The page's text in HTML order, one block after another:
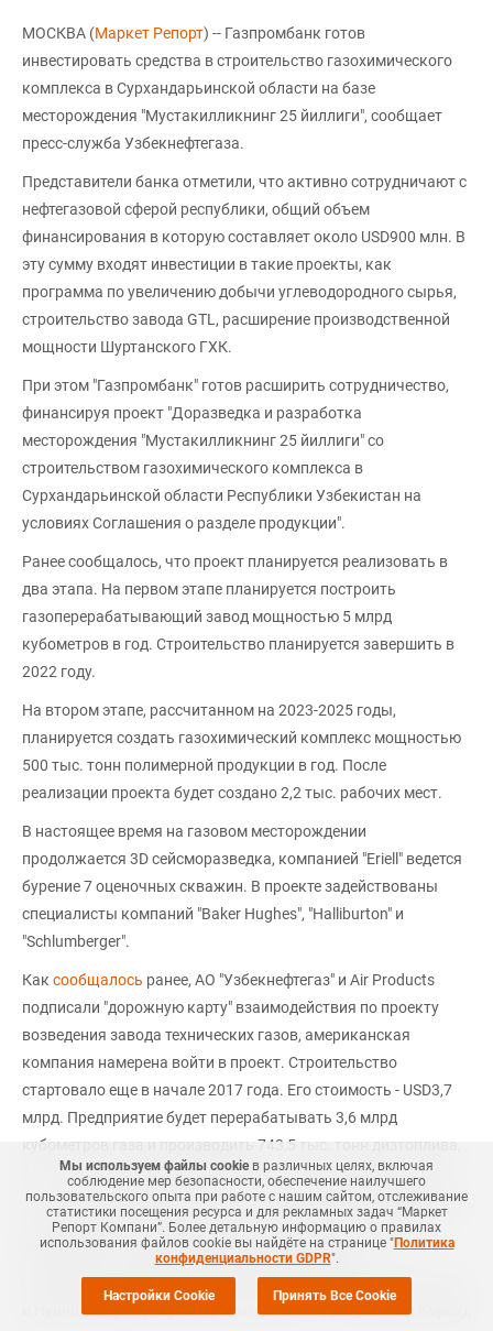
МОСКВА (Маркет Репорт) -- Газпромбанк готов
инвестировать средства в строительство газохимического
комплекса в Сурхандарьинской области на базе
месторождения "Мустакилликнинг 25 йиллиги", сообщает
пресс-служба Узбекнефтегаза.
Представители банка отметили, что активно сотрудничают с
нефтегазовой сферой республики, общий объем
финансирования в которую составляет около USD900 млн. В
эту сумму входят инвестиции в такие проекты, как
программа по увеличению добычи углеводородного сырья,
строительство завода GTL, расширение производственной
мощности Шуртанского ГХК.
При этом "Газпромбанк" готов расширить сотрудничество,
финансируя проект "Доразведка и разработка
месторождения "Мустакилликнинг 25 йиллиги" со
строительством газохимического комплекса в
Сурхандарьинской области Республики Узбекистан на
условиях Соглашения о разделе продукции".
Ранее сообщалось, что проект планируется реализовать в
два этапа. На первом этапе планируется построить
газоперерабатывающий завод мощностью 5 млрд
кубометров в год. Строительство планируется завершить в
2022 году.
На втором этапе, рассчитанном на 2023-2025 годы,
планируется создать газохимический комплекс мощностью
500 тыс. тонн полимерной продукции в год. После
реализации проекта будет создано 2,2 тыс. рабочих мест.
В настоящее время на газовом месторождении
продолжается 3D сейсморазведка, компанией "Eriell" ведется
бурение 7 оценочных скважин. В проекте задействованы
специалисты компаний "Baker Hughes", "Halliburton" и
"Schlumberger".
Как сообщалось ранее, АО "Узбекнефтегаз" и Air Products
подписали "дорожную карту" взаимодействия по проекту
возведения завода технических газов, американская
компания намерена войти в проект. Строительство
стартовало еще в начале 2017 года. Его стоимость - USD3,7
млрд. Предприятие будет перерабатывать 3,6 млрд
кубометров газа и производить 743,5 тыс. тонн дизтоплива,
311 тыс. тонн авиакеросина, 431,1 тыс. тонн нафты и 20,9
тыс. тонн сжиженного газа в год. Помимо датской компании
лицензионные соглашения в рамках проекта подписаны с
Sasol (ЮАР) и Chevron (США). Подрядчиками по
строительным работам являются Hyundai Engineering Co. Ltd.
и Hyundai Engineering and Construction Co., Ltd (Южная Корея),
Мы используем файлы cookie в различных целях, включая
соблюдение мер безопасности, обеспечение наилучшего
пользовательского опыта при работе с нашим сайтом, отслеживание
статистики посещения ресурса и для рекламных задач “Маркет
Репорт Компани”. Более детальную информацию о правилах
использования файлов cookie вы найдёте на странице "Политика
конфиденциальности GDPR".
Настройки Cookie Принять Все Cookie